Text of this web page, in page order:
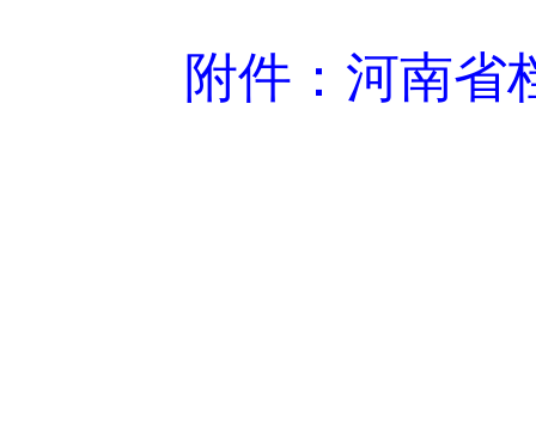
附件：河南省